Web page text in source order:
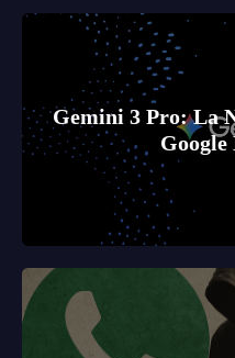
Gemini 3 Pro: La
Google